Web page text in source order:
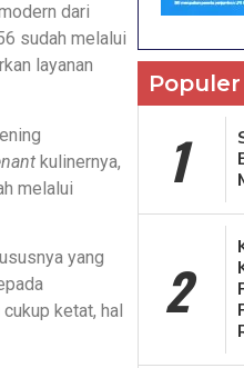
dari
sudah melalui
layanan
kulinernya,
melalui
yang
ketat, hal
Populer
1
2